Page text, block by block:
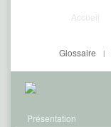
Accueil
Glossaire |
Présentation